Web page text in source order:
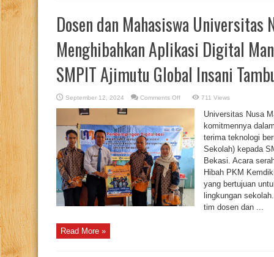
Dosen dan Mahasiswa Universitas
Menghibahkan Aplikasi Digital
SMPIT Ajimutu Global Insani
September 12, 2024 Comments Offon
dan
Mahasiswa
Universitas
Nusa
Mandiri
Menghibahkan
Aplikasi
Digital
Manajemen
Sekolah
(DigiMS)
SMPIT
Ajimutu
Global
Insani
711 Views
Universitas Nusa
komitmennya
terima teknologi
Sekolah) kepada
Bekasi. Acara
Hibah PKM
yang bertujuan
lingkungan
tim dosen dan ...
Read More »